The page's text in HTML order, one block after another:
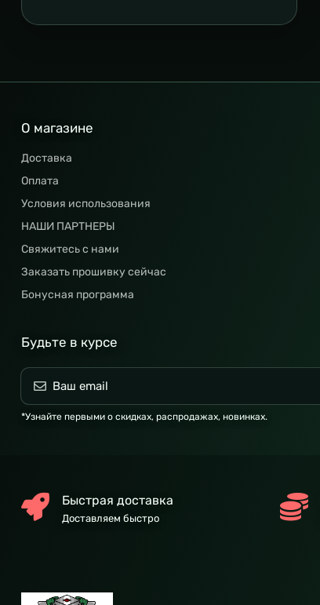
О магазине
Доставка
Оплата
Условия использования
НАШИ ПАРТНЕРЫ
Свяжитесь с нами
Заказать прошивку сейчас
Бонусная программа
Будьте в курсе
*Узнайте первыми о скидках, распродажах, новинках.
Быстрая доставка
Доставляем быстро